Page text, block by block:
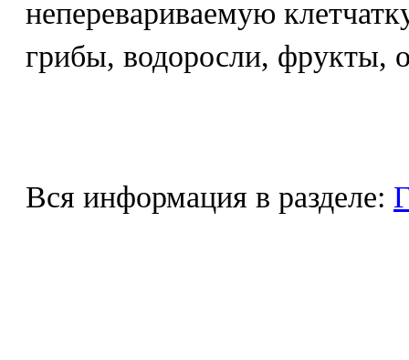
неперевариваемую
грибы, водоросли, фрукты,
Вся информация в разделе: